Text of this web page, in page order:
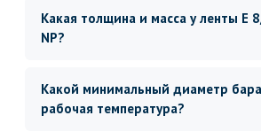
Какая толщина и масса у ленты E
NP?
Какой минимальный диаметр
рабочая температура?